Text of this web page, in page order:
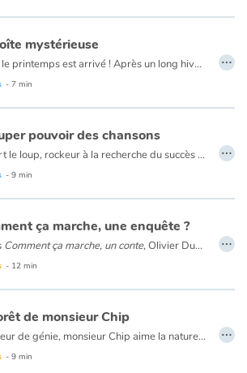
mystérieuse
Enfin, le printemps est arrivé ! Après un long hiver bien froid, Ours sort de son hibernation. Il a bien dormi. Alors qu'il prend sa douche sous la cascade, une drôle de boîte tombe sur le chemin. Ours s'approche de l'objet et l'ouvre. Il en sort cinq petites choses bien étranges. Ni une ni deux, Il fait part de sa trouvaille à Lapin, Cochon, Eléphant et Grand Loup qui ont chacun leur petite idée sur l'utilisation de ces mystérieux objets : un chapeau pour se protéger du soleil, une chaise pour éviter de se salir le derrière, un masque pour faire la sieste, un éventail pour se rafraîchir le visage…
- 7 min
…
pouvoir des chansons
Robert le loup, rockeur à la recherche du succès rêve de monter un groupe de loups. Ni une ni deux, il met une annonce et à sa grande surprise, Max le lapin, rocker à la voix divine, apparaît. Le groupe « Les Pouet-Pouet » est né. Succès immédiat dans la forêt, les fans accourent de partout… Mais l'instinct de prédateur de Robert n'est jamais très loin...
- 9 min
…
ça marche, une enquête ?
Comment ça marche, un conte, Olivier Dupin nous revient avec Comment ça marche, une enquête? Armé de son humour et de son talent de vulgarisateur, il explique aux jeunes lecteurs de quoi est constitué tout bon récit d’enquête. Du crime à la découverte du coupable, en passant par les indices, les hypothèses, les suspects et les alibis, on suit Jim et Diego dans leur démarche. Ainsi que Ferdinand sans qui nos deux enquêteurs auraient pu piétiner longuement à la recherche des œufs volés.
- 12 min
…
de monsieur Chip
Chip aime la nature et le chant des oiseaux. Mais pour construire sa petite maison, et surtout ses nombreuses extensions, il va ratiboiser toute la forêt et faire fuir tous les animaux.
- 9 min
…